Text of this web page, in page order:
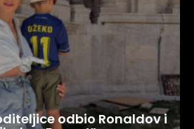
odbio Ronaldov i